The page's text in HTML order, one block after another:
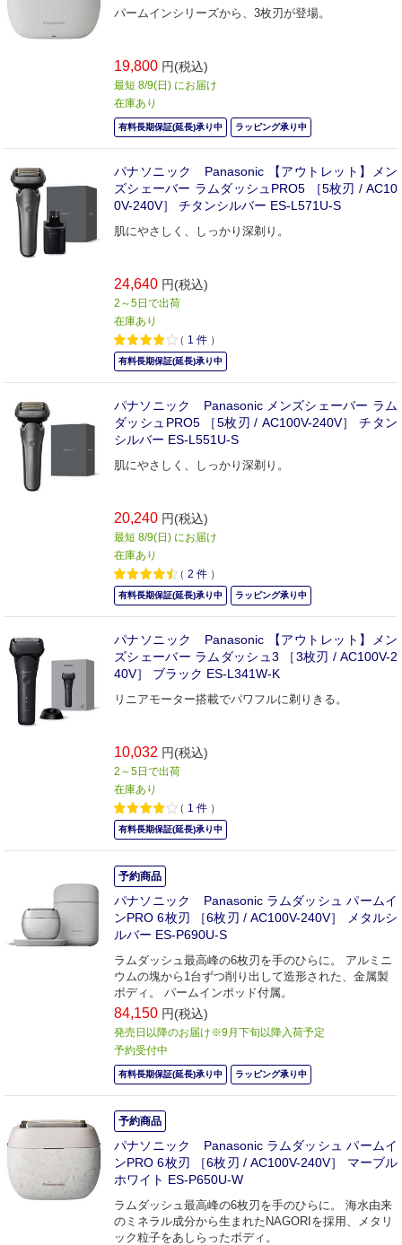
パームインシリーズから、3枚刃が登場。
19,800 円(税込)
最短 8/9(日) にお届け
在庫あり
有料長期保証(延長)承り中 ラッピング承り中
パナソニック Panasonic 【アウトレット】メン
ズシェーバー ラムダッシュPRO5 ［5枚刃 / AC10
0V-240V］ チタンシルバー ES-L571U-S
肌にやさしく、しっかり深剃り。
24,640 円(税込)
2～5日で出荷
在庫あり
（ 1 件 ）
有料長期保証(延長)承り中
パナソニック Panasonic メンズシェーバー ラム
ダッシュPRO5 ［5枚刃 / AC100V-240V］ チタン
シルバー ES-L551U-S
肌にやさしく、しっかり深剃り。
20,240 円(税込)
最短 8/9(日) にお届け
在庫あり
（ 2 件 ）
有料長期保証(延長)承り中 ラッピング承り中
パナソニック Panasonic 【アウトレット】メン
ズシェーバー ラムダッシュ3 ［3枚刃 / AC100V-2
40V］ ブラック ES-L341W-K
リニアモーター搭載でパワフルに剃りきる。
10,032 円(税込)
2～5日で出荷
在庫あり
（ 1 件 ）
有料長期保証(延長)承り中
予約商品
パナソニック Panasonic ラムダッシュ パームイ
ンPRO 6枚刃 ［6枚刃 / AC100V-240V］ メタルシ
ルバー ES-P690U-S
ラムダッシュ最高峰の6枚刃を手のひらに。 アルミニ
ウムの塊から1台ずつ削り出して造形された、金属製
ボディ。 パームインポッド付属。
84,150 円(税込)
発売日以降のお届け※9月下旬以降入荷予定
予約受付中
有料長期保証(延長)承り中 ラッピング承り中
予約商品
パナソニック Panasonic ラムダッシュ パームイ
ンPRO 6枚刃 ［6枚刃 / AC100V-240V］ マーブル
ホワイト ES-P650U-W
ラムダッシュ最高峰の6枚刃を手のひらに。 海水由来
のミネラル成分から生まれたNAGORIを採用、メタリ
ック粒子をあしらったボディ。